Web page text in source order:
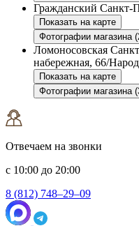
Гражданский Санкт-
Показать на карте
Фотографии магазина
Ломоносовская
набережная, 66/
Показать на карте
Фотографии магазина
Отвечаем на звонки
с 10:00 до 20:00
8 (812) 748–29–09